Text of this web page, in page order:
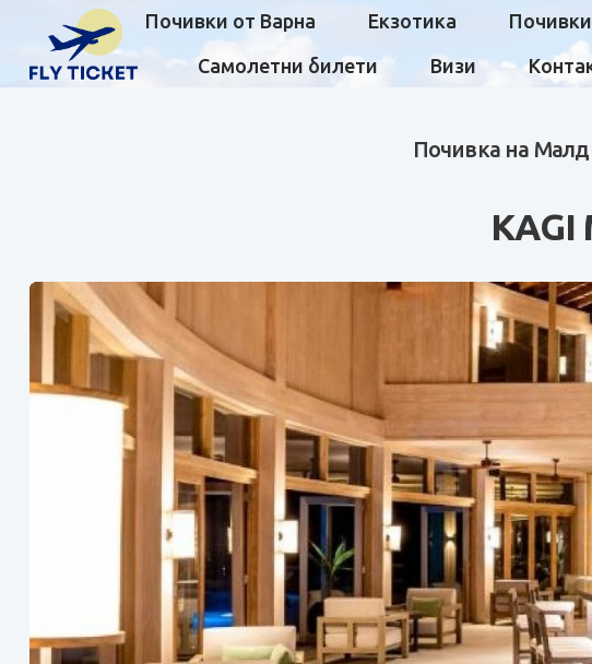
Почивки от Варна Екзотика
Самолетни билети Визи
Почивка на
KAGI